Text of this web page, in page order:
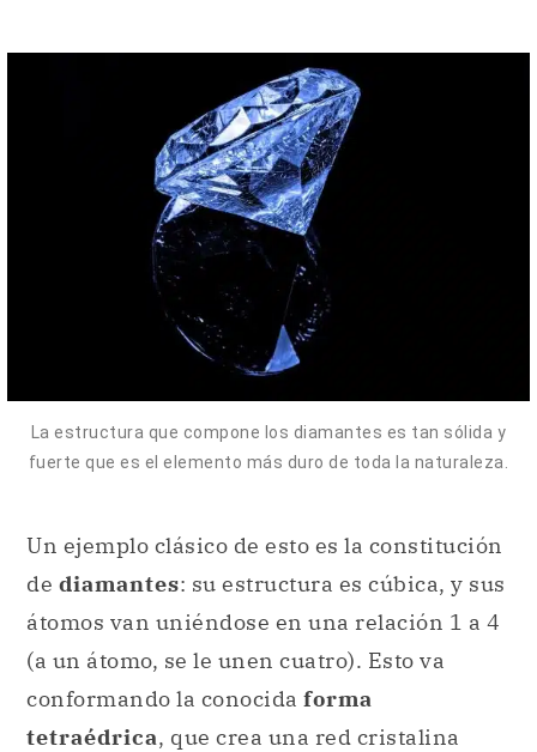
La estructura que compone los diamantes es tan sólida y
fuerte que es el elemento más duro de toda la naturaleza.
Un ejemplo clásico de esto es la constitución
de diamantes: su estructura es cúbica, y sus
átomos van uniéndose en una relación 1 a 4
(a un átomo, se le unen cuatro). Esto va
conformando la conocida forma
tetraédrica, que crea una red cristalina